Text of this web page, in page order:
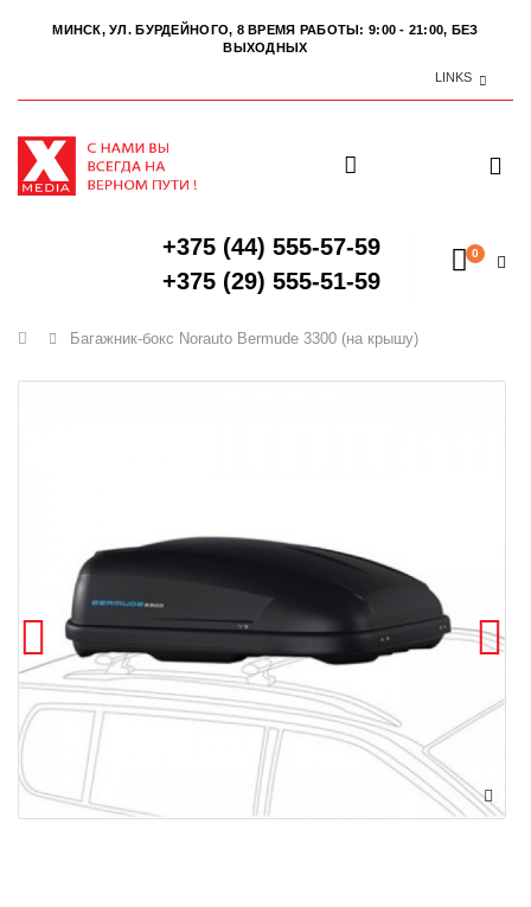
МИНСК, УЛ. БУРДЕЙНОГО, 8 ВРЕМЯ РАБОТЫ: 9:00 - 21:00, БЕЗ
ВЫХОДНЫХ
LINKS
+375 (44) 555-57-59
+375 (29) 555-51-59
0
Главная
Багажник-бокс Norauto Bermude 3300 (на крышу)